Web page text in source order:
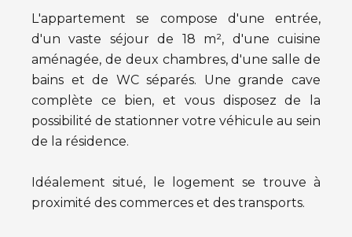
L'appartement se compose d'une entrée,
d'un vaste séjour de 18 m², d'une cuisine
aménagée, de deux chambres, d'une salle de
bains et de WC séparés. Une grande cave
complète ce bien, et vous disposez de la
possibilité de stationner votre véhicule au sein
de la résidence.
Idéalement situé, le logement se trouve à
proximité des commerces et des transports.